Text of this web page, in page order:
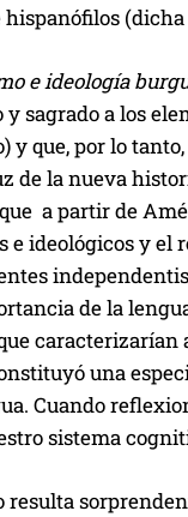
e ideología
sagrado a los
que, por lo
de la nueva
a partir de
ideológicos y el
de la
una
Cuando
sistema